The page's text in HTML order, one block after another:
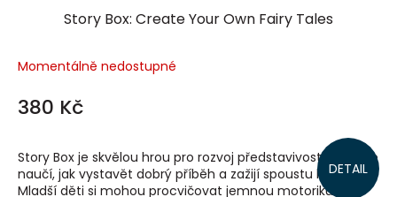
Story Box: Create Your Own Fairy Tales
Momentálně nedostupné
380 Kč
DETAIL
Story Box je skvělou hrou pro rozvoj představivosti. Hráči se
naučí, jak vystavět dobrý příběh a zažijí spoustu legrace.
Mladší děti si mohou procvičovat jemnou motoriku při...